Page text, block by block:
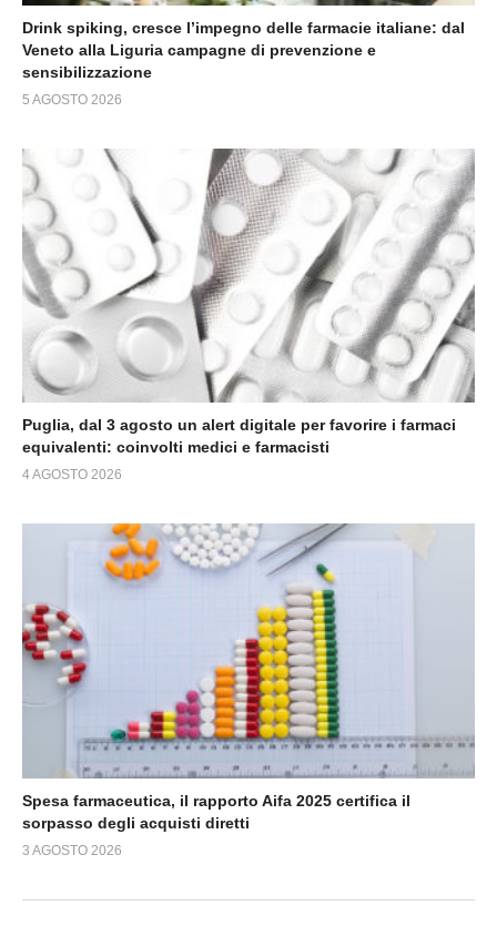
Drink spiking, cresce l’impegno delle farmacie italiane: dal
Veneto alla Liguria campagne di prevenzione e
sensibilizzazione
5 AGOSTO 2026
Puglia, dal 3 agosto un alert digitale per favorire i farmaci
equivalenti: coinvolti medici e farmacisti
4 AGOSTO 2026
Spesa farmaceutica, il rapporto Aifa 2025 certifica il
sorpasso degli acquisti diretti
3 AGOSTO 2026